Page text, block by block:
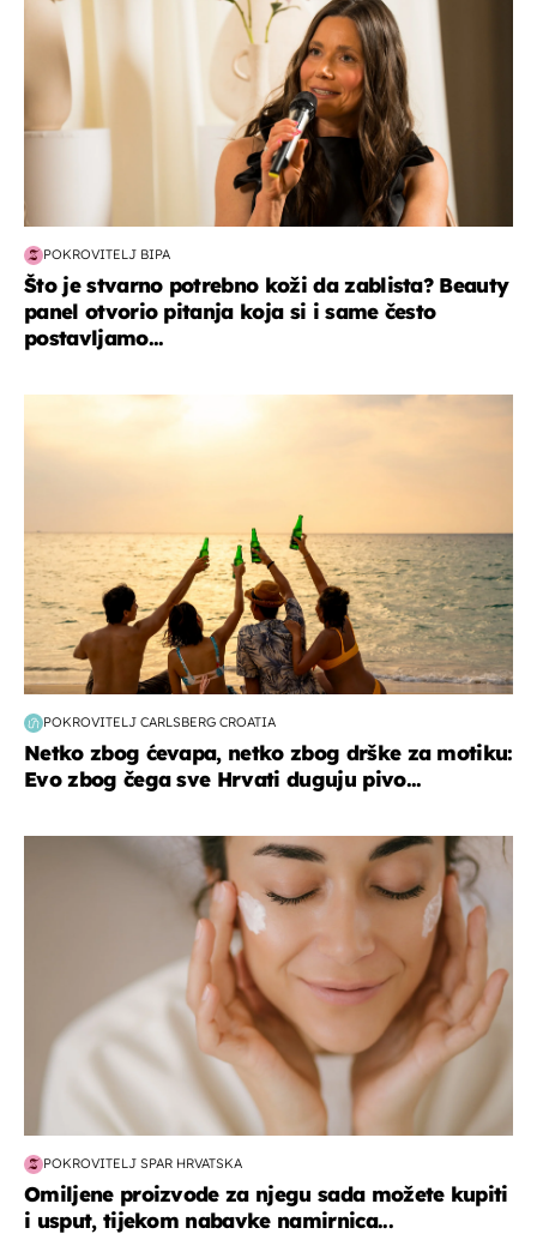
POKROVITELJ BIPA
Što je stvarno potrebno koži da zablista? Beauty
panel otvorio pitanja koja si i same često
postavljamo...
POKROVITELJ CARLSBERG CROATIA
Netko zbog ćevapa, netko zbog drške za motiku:
Evo zbog čega sve Hrvati duguju pivo...
moda & ljepota
POKROVITELJ SPAR HRVATSKA
Omiljene proizvode za njegu sada možete kupiti
i usput, tijekom nabavke namirnica...